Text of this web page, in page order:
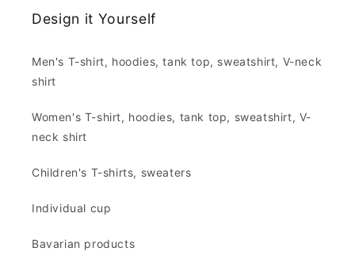
Design it Yourself
Men's T-shirt, hoodies, tank top, sweatshirt, V-neck
shirt
Women's T-shirt, hoodies, tank top, sweatshirt, V-
neck shirt
Children's T-shirts, sweaters
Individual cup
Bavarian products